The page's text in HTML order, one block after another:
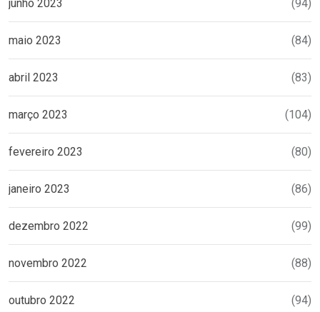
junho 2023 (94)
maio 2023 (84)
abril 2023 (83)
março 2023 (104)
fevereiro 2023 (80)
janeiro 2023 (86)
dezembro 2022 (99)
novembro 2022 (88)
outubro 2022 (94)